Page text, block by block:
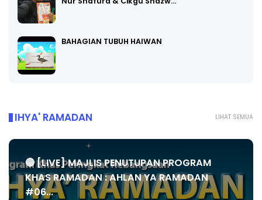
BAHAGIAN TUBUH HAIWAN
LIHAT SEMUA
IHYA' RAMADAN
🔴 [LIVE] MAJLIS PENUTUPAN PROGRAM
KHAS RAMADAN : AHLAN YA RAMADAN
#06...